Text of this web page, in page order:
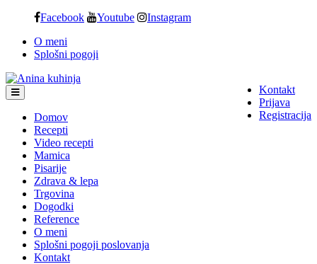
content
Facebook Youtube Instagram
O meni
Splošni pogoji
Kontakt
Prijava
Registracija
Domov
Recepti
Video recepti
Mamica
Pisarije
Zdrava & lepa
Trgovina
Dogodki
Reference
O meni
Splošni pogoji poslovanja
Kontakt